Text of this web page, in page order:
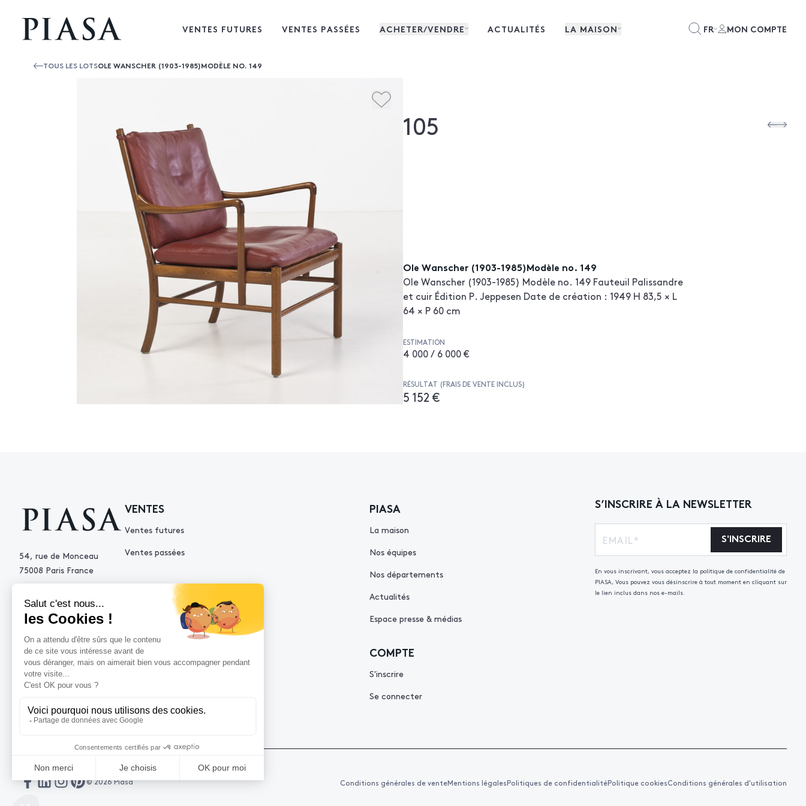
VENTES FUTURES VENTES PASSÉES ACHETER/VENDRE ACTUALITÉS LA MAISON FR MON COMPTE
TOUS LES LOTSOLE WANSCHER (1903-1985)MODÈLE NO. 149
105
Ole Wanscher (1903-1985)Modèle no. 149
Ole Wanscher (1903-1985) Modèle no. 149 Fauteuil Palissandre
et cuir Édition P. Jeppesen Date de création : 1949 H 83,5 × L
64 × P 60 cm
ESTIMATION
4 000 / 6 000 €
RÉSULTAT (FRAIS DE VENTE INCLUS)
5 152 €
54, rue de Monceau
75008 Paris France
contact@piasa.fr
VENTES
Ventes futures
Ventes passées
PIASA
La maison
Nos équipes
Nos départements
Actualités
Espace presse & médias
AIDE
Demande d’estimation
COMPTE
S'inscrire
Se connecter
S’INSCRIRE À LA NEWSLETTER
S'INSCRIRE
En vous inscrivant, vous acceptez la politique de confidentialité de
PIASA, Vous pouvez vous désinscrire à tout moment en cliquant sur
le lien inclus dans nos e-mails.
© 2026 Piasa Conditions générales de venteMentions légalesPolitiques de confidentialitéPolitique cookiesConditions générales d'utilisation